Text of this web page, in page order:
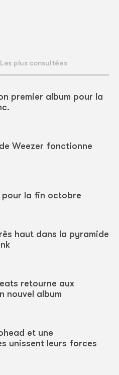
Les plus consultées
premier album pour la
Weezer fonctionne
pour la fin octobre
haut dans la pyramide
retourne aux
nouvel album
et une
unissent leurs forces